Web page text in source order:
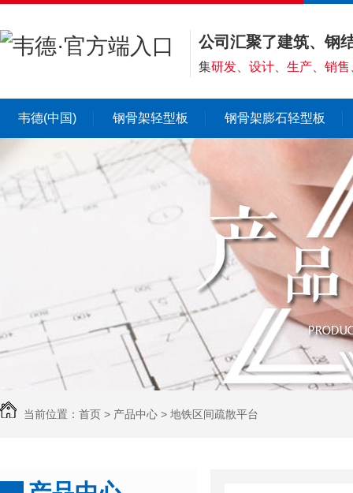
公司汇聚了建筑、钢
集研发、设计、生产、销售
韦德(中国) 钢骨架轻型板 钢骨架膨石轻型板
当前位置： 首页 > 产品中心 > 地铁区间疏散平台